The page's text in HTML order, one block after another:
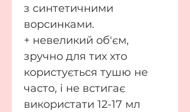
з синтетичними
ворсинками.
+ невеликий об'єм,
зручно для тих хто
користується тушю не
часто, і не встигає
використати 12-17 мл